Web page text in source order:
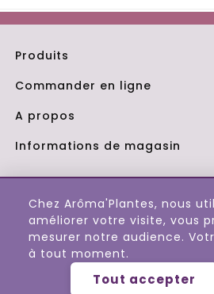
Chez Arôma'Plantes, nous
améliorer votre visite, vous
mesurer notre audience.
à tout moment.
Tout accepter
Produits
Commander en ligne
A propos
Informations de magasin